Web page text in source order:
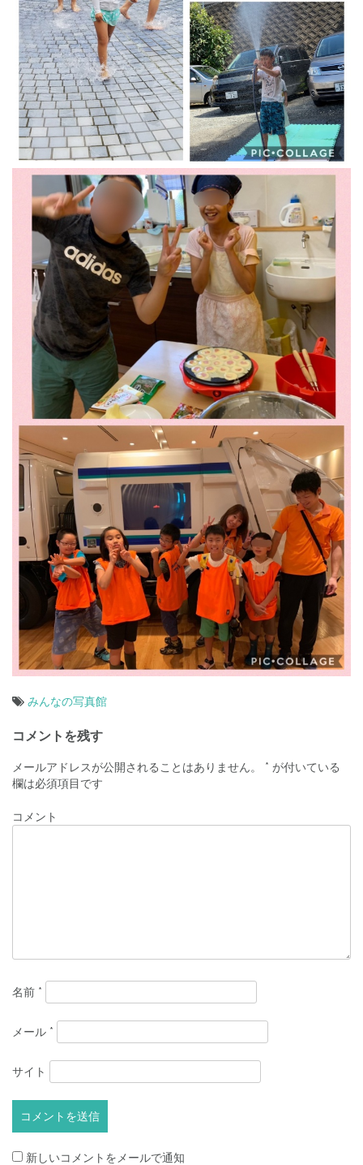
みんなの写真館
投
稿
ナ
ビ
ゲ
コメントを残す
メールアドレスが公開されることはありません。 * が付いている
欄は必須項目です
コメント
名前 *
メール *
サイト
新しいコメントをメールで通知